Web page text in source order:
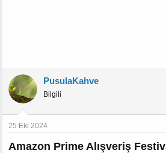
PusulaKahve
Bilgili
25 Eki 2024
Amazon Prime Alışveriş